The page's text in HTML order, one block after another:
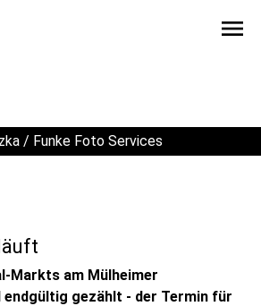
menu
/ Funke Foto Services
Markts am Mülheimer
endgültig gezählt - der Termin für